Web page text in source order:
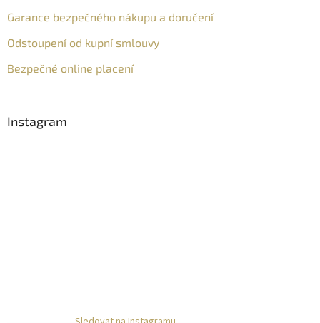
Garance bezpečného nákupu a doručení
Odstoupení od kupní smlouvy
Bezpečné online placení
Instagram